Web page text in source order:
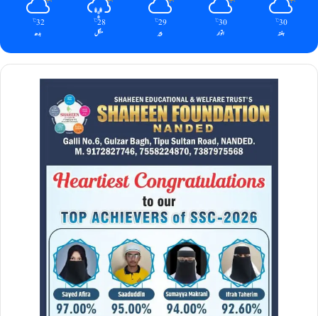
30
℃
ہفتہ
30
℃
اتوار
29
℃
پیر
28
℃
منگل
32
℃
بدھ